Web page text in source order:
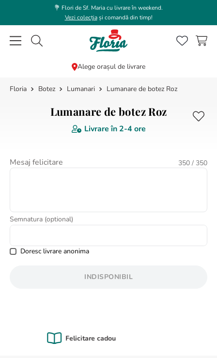
💐 Flori de Sf. Maria cu livrare în weekend.
Vezi colecțiași comandă din timp!
Caută flori, plante, cadouri...
Alege orașul de livrare
Botez Lumanari Lumanare de botez Roz
Lumanare de botez Roz
Livrare în 2-4 ore
Mesaj felicitare 350 / 350
Semnatura (optional)
Doresc livrare anonima
INDISPONIBIL
Calitate Garantată
CĂUTĂRI POPULARE
5
8.
buchet crini
10